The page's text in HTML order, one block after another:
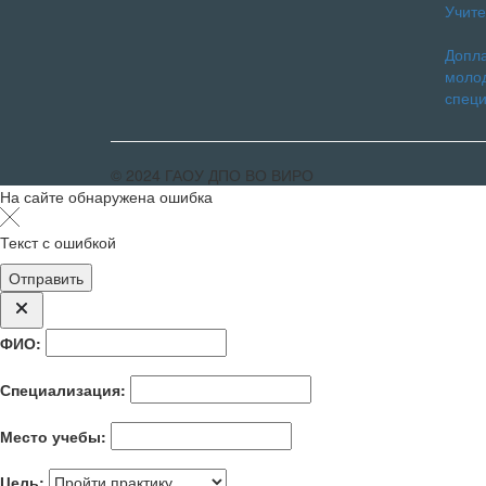
© 2024 ГАОУ ДПО ВО ВИРО
На сайте обнаружена ошибка
Текст с ошибкой
ФИО:
Специализация:
Место учебы:
Цель: